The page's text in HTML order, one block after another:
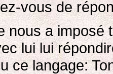
vous de
nous a imposé
lui lui
ce langage: